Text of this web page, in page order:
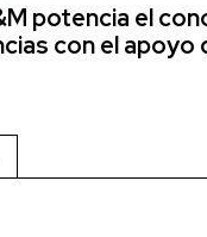
potencia el
con el apoyo